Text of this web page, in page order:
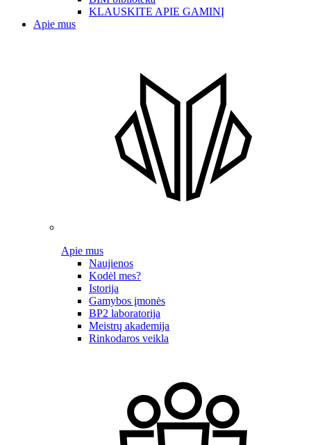
KLAUSKITE APIE GAMINĮ
Apie mus
Apie mus
Naujienos
Kodėl mes?
Istorija
Gamybos įmonės
BP2 laboratorija
Meistrų akademija
Rinkodaros veikla